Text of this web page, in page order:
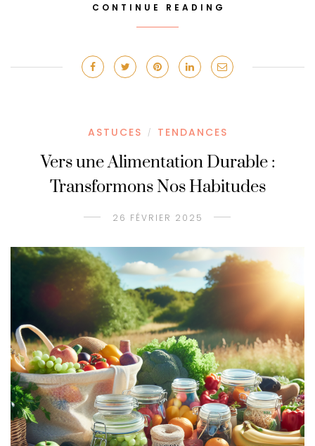
CONTINUE READING
ASTUCES / TENDANCES
Vers une Alimentation Durable :
Transformons Nos Habitudes
26 FÉVRIER 2025